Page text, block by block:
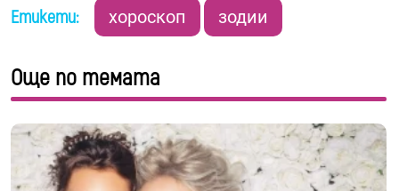
Етикети: хороскоп зодии
Още по темата